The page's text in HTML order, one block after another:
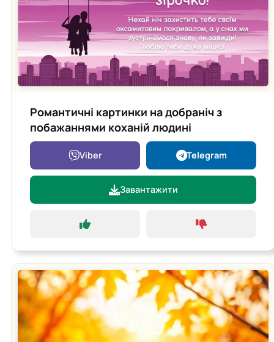
Романтичні картинки на добраніч з
побажаннями коханій людині
Viber Telegram
Завантажити